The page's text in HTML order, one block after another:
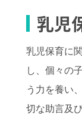
乳児
乳児保育に
し、個々の
う力を養い
切な助言及